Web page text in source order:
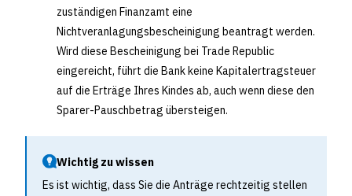
zuständigen Finanzamt eine
Nichtveranlagungsbescheinigung beantragt werden.
Wird diese Bescheinigung bei Trade Republic
eingereicht, führt die Bank keine Kapitalertragsteuer
auf die Erträge Ihres Kindes ab, auch wenn diese den
Sparer-Pauschbetrag übersteigen.
Wichtig zu wissen
Es ist wichtig, dass Sie die Anträge rechtzeitig stellen